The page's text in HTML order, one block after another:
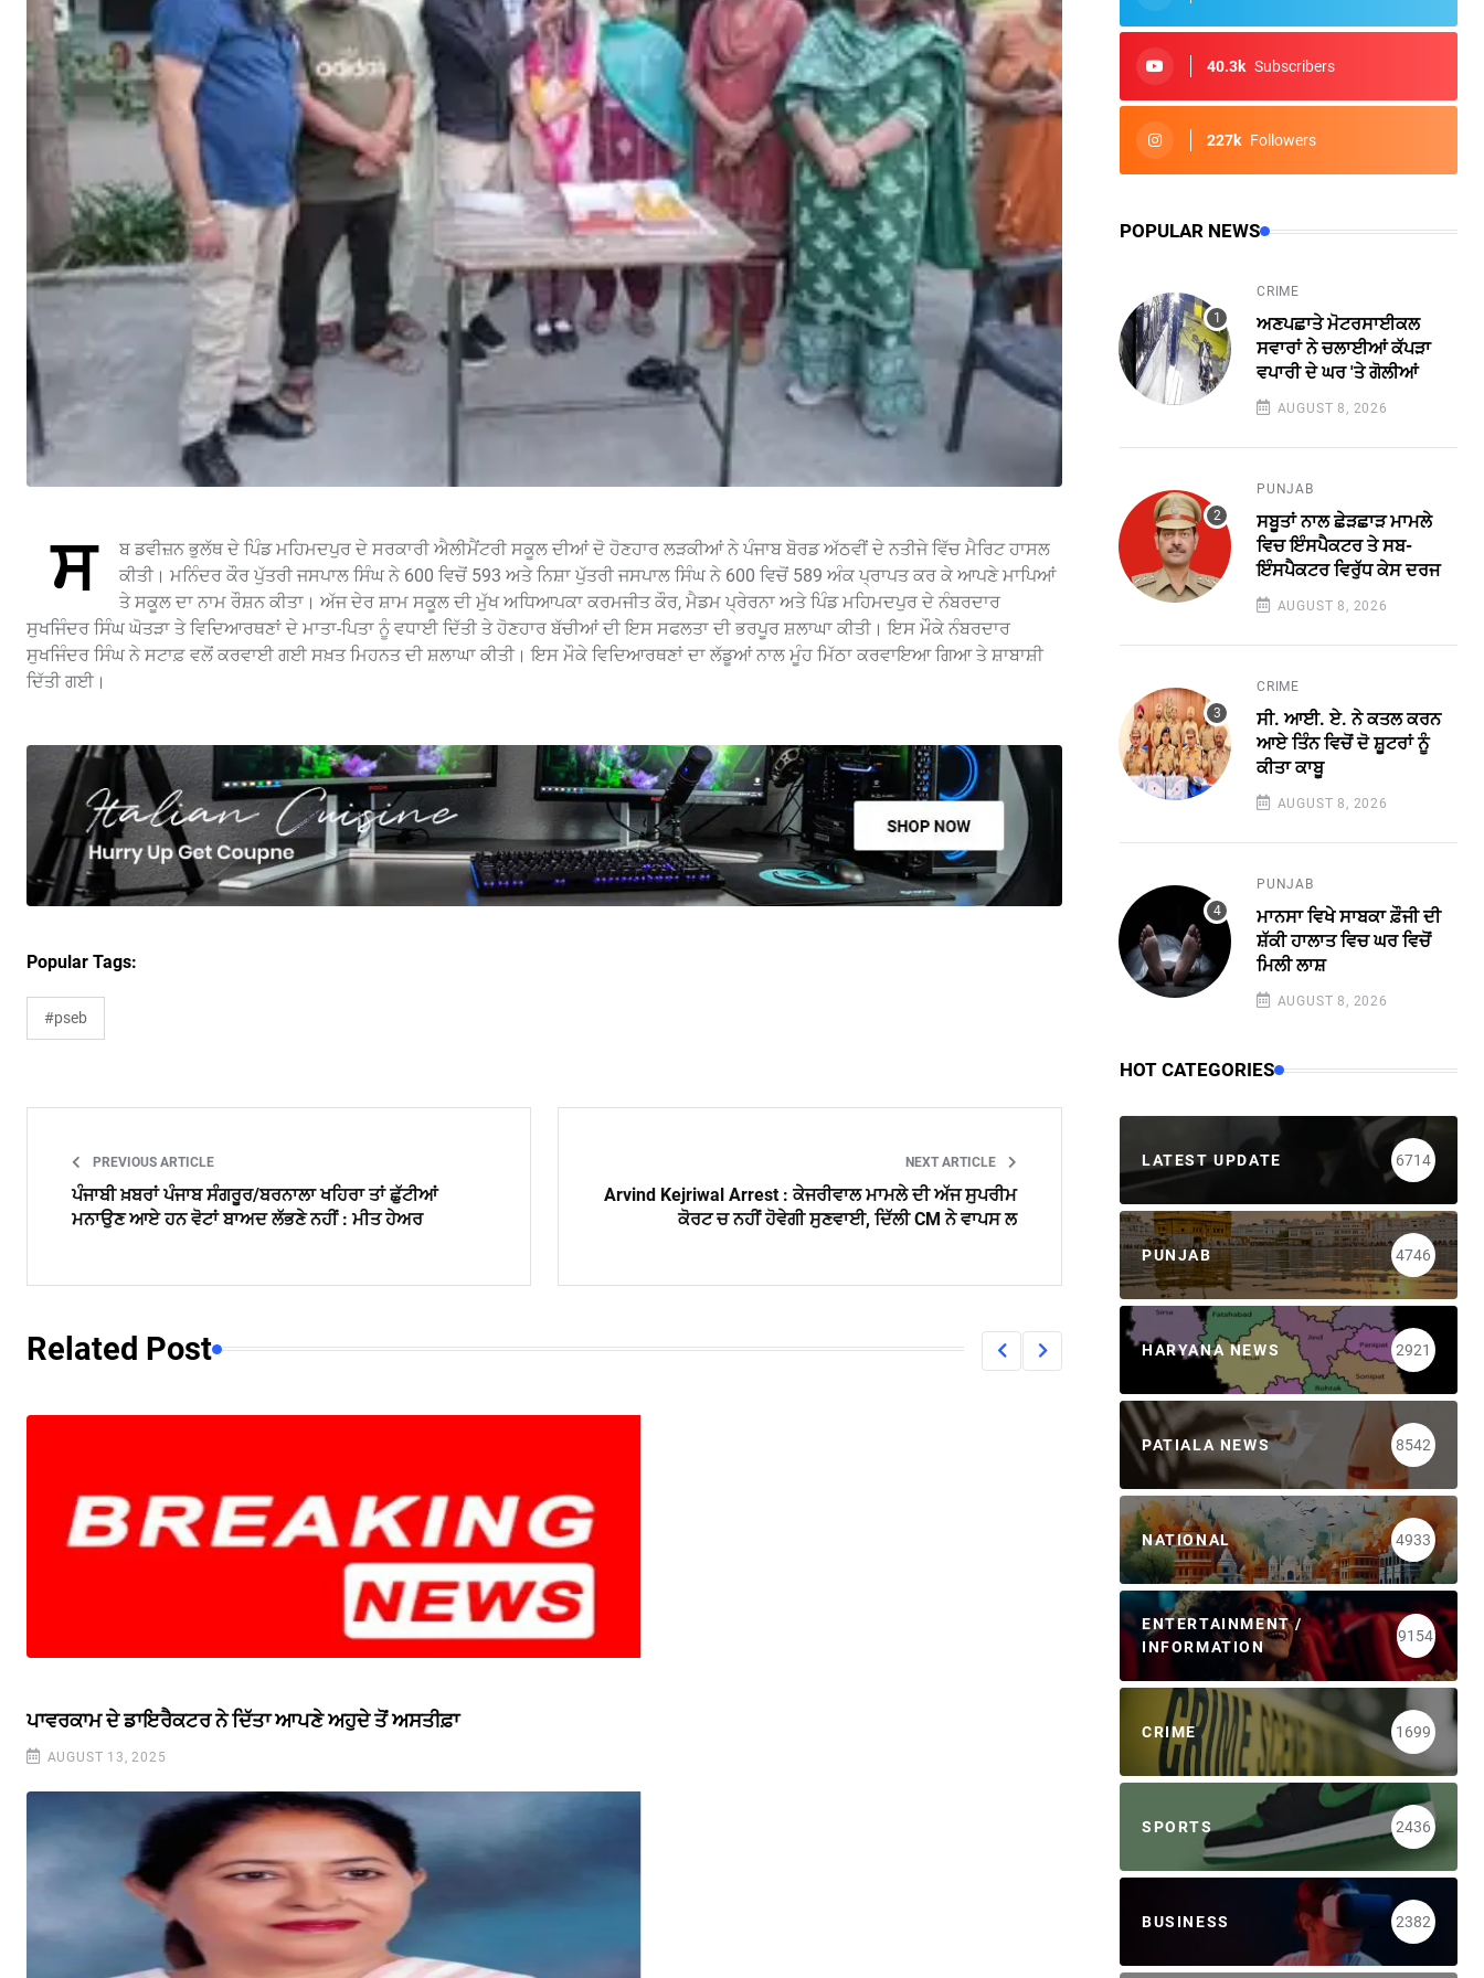
ਸ
ਬ ਡਵੀਜ਼ਨ ਭੁਲੱਥ ਦੇ ਪਿੰਡ ਮਹਿਮਦਪੁਰ ਦੇ ਸਰਕਾਰੀ ਐਲੀਮੈਂਟਰੀ ਸਕੂਲ ਦੀਆਂ ਦੋ ਹੋਣਹਾਰ ਲੜਕੀਆਂ ਨੇ ਪੰਜਾਬ ਬੋਰਡ ਅੱਠਵੀਂ ਦੇ ਨਤੀਜੇ ਵਿੱਚ ਮੈਰਿਟ ਹਾਸਲ
ਕੀਤੀ। ਮਨਿੰਦਰ ਕੌਰ ਪੁੱਤਰੀ ਜਸਪਾਲ ਸਿੰਘ ਨੇ 600 ਵਿਚੋਂ 593 ਅਤੇ ਨਿਸ਼ਾ ਪੁੱਤਰੀ ਜਸਪਾਲ ਸਿੰਘ ਨੇ 600 ਵਿਚੋਂ 589 ਅੰਕ ਪ੍ਰਾਪਤ ਕਰ ਕੇ ਆਪਣੇ ਮਾਪਿਆਂ
ਤੇ ਸਕੂਲ ਦਾ ਨਾਮ ਰੌਸ਼ਨ ਕੀਤਾ। ਅੱਜ ਦੇਰ ਸ਼ਾਮ ਸਕੂਲ ਦੀ ਮੁੱਖ ਅਧਿਆਪਕਾ ਕਰਮਜੀਤ ਕੌਰ, ਮੈਡਮ ਪ੍ਰੇਰਨਾ ਅਤੇ ਪਿੰਡ ਮਹਿਮਦਪੁਰ ਦੇ ਨੰਬਰਦਾਰ
ਸੁਖਜਿੰਦਰ ਸਿੰਘ ਘੋਤੜਾ ਤੇ ਵਿਦਿਆਰਥਣਾਂ ਦੇ ਮਾਤਾ-ਪਿਤਾ ਨੂੰ ਵਧਾਈ ਦਿੱਤੀ ਤੇ ਹੋਣਹਾਰ ਬੱਚੀਆਂ ਦੀ ਇਸ ਸਫਲਤਾ ਦੀ ਭਰਪੂਰ ਸ਼ਲਾਘਾ ਕੀਤੀ। ਇਸ ਮੌਕੇ ਨੰਬਰਦਾਰ
ਸੁਖਜਿੰਦਰ ਸਿੰਘ ਨੇ ਸਟਾਫ਼ ਵਲੋਂ ਕਰਵਾਈ ਗਈ ਸਖ਼ਤ ਮਿਹਨਤ ਦੀ ਸ਼ਲਾਘਾ ਕੀਤੀ। ਇਸ ਮੌਕੇ ਵਿਦਿਆਰਥਣਾਂ ਦਾ ਲੱਡੂਆਂ ਨਾਲ ਮੂੰਹ ਮਿੱਠਾ ਕਰਵਾਇਆ ਗਿਆ ਤੇ ਸ਼ਾਬਾਸ਼ੀ
ਦਿੱਤੀ ਗਈ।
Popular Tags:
#pseb
PREVIOUS ARTICLE
ਪੰਜਾਬੀ ਖ਼ਬਰਾਂ ਪੰਜਾਬ ਸੰਗਰੂਰ/ਬਰਨਾਲਾ ਖਹਿਰਾ ਤਾਂ ਛੁੱਟੀਆਂ
ਮਨਾਉਣ ਆਏ ਹਨ ਵੋਟਾਂ ਬਾਅਦ ਲੱਭਣੇ ਨਹੀਂ : ਮੀਤ ਹੇਅਰ
NEXT ARTICLE
Arvind Kejriwal Arrest : ਕੇਜਰੀਵਾਲ ਮਾਮਲੇ ਦੀ ਅੱਜ ਸੁਪਰੀਮ
ਕੋਰਟ ਚ ਨਹੀਂ ਹੋਵੇਗੀ ਸੁਣਵਾਈ, ਦਿੱਲੀ CM ਨੇ ਵਾਪਸ ਲ
Related Post
ਪਾਵਰਕਾਮ ਦੇ ਡਾਇਰੈਕਟਰ ਨੇ ਦਿੱਤਾ ਆਪਣੇ ਅਹੁਦੇ ਤੋਂ ਅਸਤੀਫ਼ਾ
AUGUST 13, 2025
40.3k Subscribers
227k Followers
POPULAR NEWS
CRIME
ਅਣਪਛਾਤੇ ਮੋਟਰਸਾਈਕਲ
ਸਵਾਰਾਂ ਨੇ ਚਲਾਈਆਂ ਕੱਪੜਾ
ਵਪਾਰੀ ਦੇ ਘਰ 'ਤੇ ਗੋਲੀਆਂ
AUGUST 8, 2026
PUNJAB
ਸਬੂਤਾਂ ਨਾਲ ਛੇੜਛਾੜ ਮਾਮਲੇ
ਵਿਚ ਇੰਸਪੈਕਟਰ ਤੇ ਸਬ-
ਇੰਸਪੈਕਟਰ ਵਿਰੁੱਧ ਕੇਸ ਦਰਜ
AUGUST 8, 2026
CRIME
ਸੀ. ਆਈ. ਏ. ਨੇ ਕਤਲ ਕਰਨ
ਆਏ ਤਿੰਨ ਵਿਚੋਂ ਦੋ ਸ਼ੂਟਰਾਂ ਨੂੰ
ਕੀਤਾ ਕਾਬੂ
AUGUST 8, 2026
PUNJAB
ਮਾਨਸਾ ਵਿਖੇ ਸਾਬਕਾ ਫ਼ੌਜੀ ਦੀ
ਸ਼ੱਕੀ ਹਾਲਾਤ ਵਿਚ ਘਰ ਵਿਚੋਂ
ਮਿਲੀ ਲਾਸ਼
AUGUST 8, 2026
HOT CATEGORIES
LATEST UPDATE 6714
PUNJAB 4746
HARYANA NEWS 2921
PATIALA NEWS 8542
NATIONAL 4933
ENTERTAINMENT /
INFORMATION
9154
CRIME 1699
SPORTS 2436
BUSINESS 2382